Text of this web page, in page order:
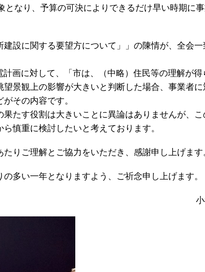
なり、予算の可決によりできるだけ早い時期に
設に関する要望方について」」の陳情が、全会
画に対して、「市は、（中略）住民等の理解が
景観上の影響が大きいと判断した場合、事業者
その内容です。
たす役割は大きいことに異論はありませんが、
慎重に検討したいと考えております。
りご理解とご協力をいただき、感謝申し上げます
多い一年となりますよう、ご祈念申し上げます。